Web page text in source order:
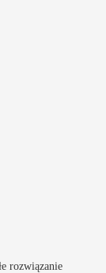
rozwiązanie